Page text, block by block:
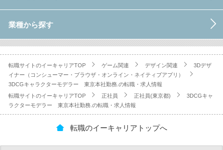
業種から探す
転職サイトのイーキャリアTOP ゲーム関連 デザイン関連
3Dデザ
イナー（コンシューマー・ブラウザ・オンライン・ネイティブアプリ）
3DCGキャラクターモデラー 東京本社勤務.の転職・求人情報
転職サイトのイーキャリアTOP
正社員 正社員(東京都)
3DCGキャ
ラクターモデラー 東京本社勤務.の転職・求人情報
転職のイーキャリアトップへ